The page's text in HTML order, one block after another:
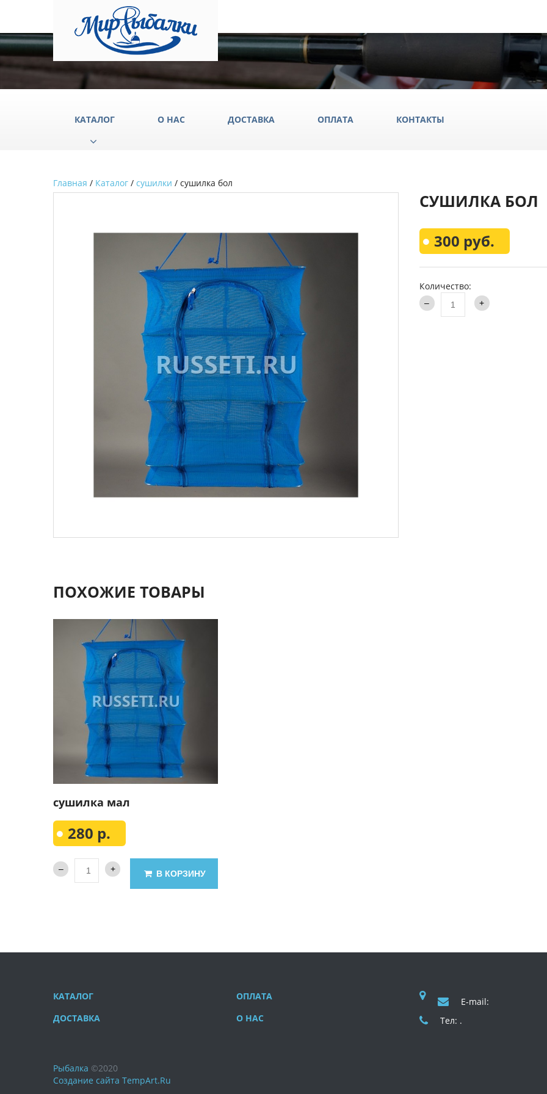
КАТАЛОГ
Аксессуары
Лески
Снасти на мирную рыбу
Туристическое снаряжение
Грузила
Одежда и обувь
Подсаки
Рюкзаки туристические
Садки
Снасти на хищника
Стулья и столы
Удочки
Технопланктон
Всё
Каталог
О НАС ДОСТАВКА ОПЛАТА КОНТАКТЫ
Главная / Каталог / сушилки / сушилка бол
СУШИЛКА БОЛ
300 руб.
Количество:
ПОХОЖИЕ ТОВАРЫ
сушилка мал
280 р.
В КОРЗИНУ
КАТАЛОГ
ДОСТАВКА
ОПЛАТА
О НАС
E-mail:
Тел: .
Рыбалка ©2020
Создание сайта TempArt.Ru